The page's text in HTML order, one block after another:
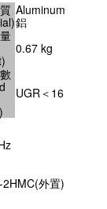
Aluminum
鋁
0.67 kg
UGR＜16
外置)